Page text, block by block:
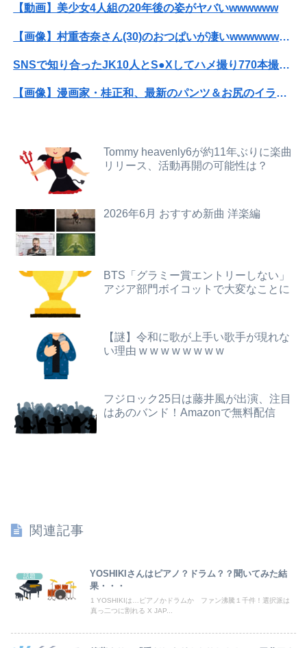
【画像】まま「なんかプール入ってたら学生にめっちゃ見られたw」
【朗報】日本のおじいちゃん・おばあちゃん、半数以上がSNSを使いこなしていたｗｗｗｗｗ
【画像】安心系短大女子ｗｗｗｗｗｗｗｗ
【画像】前田敦子さん、脚が長すぎるｗｗｗｗｗｗｗ 【Pickup07091615】
【動画】美少女4人組の20年後の姿がヤバいwwwwww
【画像】元モデルのTBS新人アナさん、プリケツ
富士登山ツアー中に64歳男性死亡 8合目付近で意識失う
【動画】美少女4人組の20年後の姿がヤバいwwwwww
【画像】村重杏奈さん(30)のおつぱいが凄いwwwwwwwwwwww
SNSで知り合ったJK10人とS●Xしてハメ撮り770本撮ったイケメン逮捕wwwwwwwwwwwwwww
【画像】漫画家・桂正和、最新のパンツ＆お尻のイラスト投稿にネット衝撃「この質感の出し方」「実写かと思いました」
【衝撃】ワイのパッパ、会社でナンバーツーになった結果ｗｗｗｗｗｗｗｗｗｗ
レインボー池田、アナウンサーと結婚ｗｗｗｗｗ
【悲報】男が嫌いな男の特徴がこちらｗｗｗｗｗｗｗｗｗｗ
【速報】日向坂46、18thシングル『イチャイチャ虫』の発売が決定！！
【画像】影山優佳さん(25)、下着姿であたシコが止まらない
Tommy heavenly6が約11年ぶりに楽曲
リリース、活動再開の可能性は？
2026年6月 おすすめ新曲 洋楽編
BTS「グラミー賞エントリーしない」
アジア部門ボイコットで大変なことに
【謎】令和に歌が上手い歌手が現れな
い理由 w w w w w w w w
フジロック25日は藤井風が出演、注目
はあのバンド！Amazonで無料配信
関連記事
話題
YOSHIKIさんはピアノ？ドラム？？聞いてみた結
果・・・
1 YOSHIKIは…ピアノかドラムか ファン沸騰１千件！選択派は
真っ二つに割れる X JAP...